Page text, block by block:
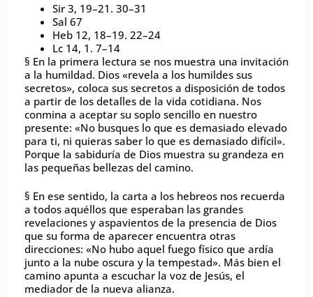
Sir 3, 19–21. 30–31
Sal 67
Heb 12, 18–19. 22–24
Lc 14, 1. 7–14
§ En la primera lectura se nos muestra una invitación
a la humildad. Dios «revela a los humildes sus
secretos», coloca sus secretos a disposición de todos
a partir de los detalles de la vida cotidiana. Nos
conmina a aceptar su soplo sencillo en nuestro
presente: «No busques lo que es demasiado elevado
para ti, ni quieras saber lo que es demasiado difícil».
Porque la sabiduría de Dios muestra su grandeza en
las pequeñas bellezas del camino.
§ En ese sentido, la carta a los hebreos nos recuerda
a todos aquéllos que esperaban las grandes
revelaciones y aspavientos de la presencia de Dios
que su forma de aparecer encuentra otras
direcciones: «No hubo aquel fuego físico que ardía
junto a la nube oscura y la tempestad». Más bien el
camino apunta a escuchar la voz de Jesús, el
mediador de la nueva alianza.